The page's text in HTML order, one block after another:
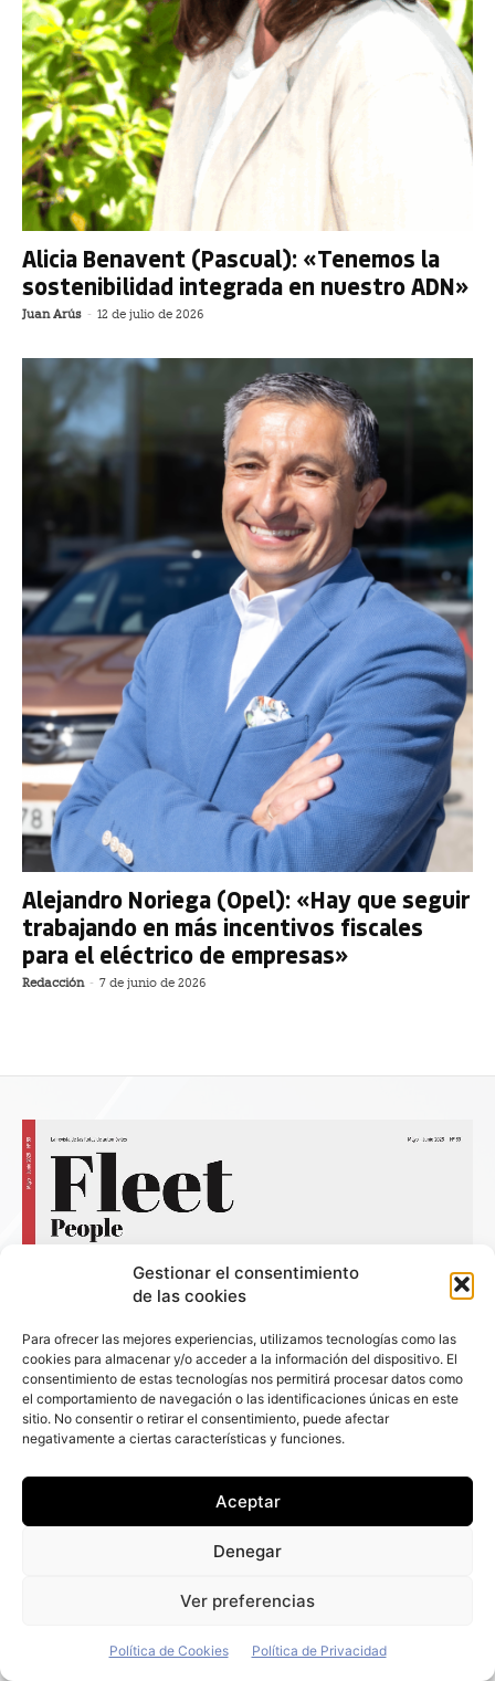
Gestionar el consentimiento
de las cookies
Para ofrecer las mejores experiencias, utilizamos tecnologías como las
cookies para almacenar y/o acceder a la información del dispositivo. El
consentimiento de estas tecnologías nos permitirá procesar datos como
el comportamiento de navegación o las identificaciones únicas en este
sitio. No consentir o retirar el consentimiento, puede afectar
negativamente a ciertas características y funciones.
Aceptar
Denegar
Ver preferencias
Política de Cookies Política de Privacidad
Alicia Benavent (Pascual): «Tenemos la
sostenibilidad integrada en nuestro ADN»
Juan Arús - 12 de julio de 2026
Alejandro Noriega (Opel): «Hay que seguir
trabajando en más incentivos fiscales
para el eléctrico de empresas»
Redacción - 7 de junio de 2026